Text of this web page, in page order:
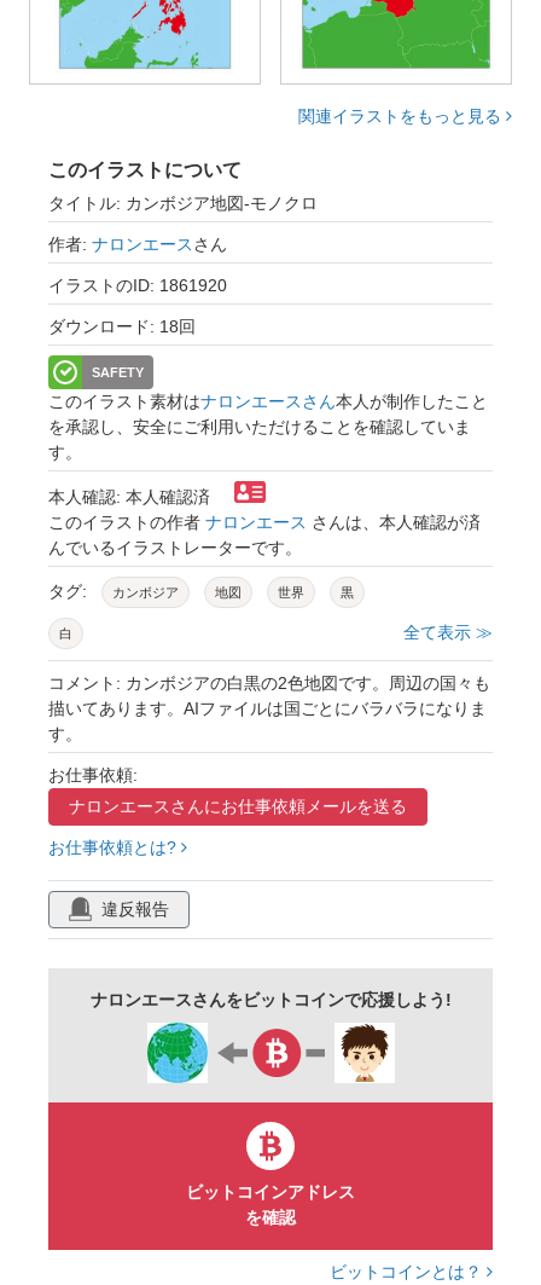
関連イラストをもっと見る
このイラストについて
タイトル: カンボジア地図-モノクロ
作者: ナロンエースさん
イラストのID: 1861920
ダウンロード: 18回
SAFETY
このイラスト素材はナロンエースさん本人が制作したこと
を承認し、安全にご利用いただけることを確認していま
す。
本人確認: 本人確認済
このイラストの作者 ナロンエース さんは、本人確認が済
んでいるイラストレーターです。
タグ: カンボジア 地図 世界 黒
白 全て表示 ≫
コメント: カンボジアの白黒の2色地図です。周辺の国々も
描いてあります。AIファイルは国ごとにバラバラになりま
す。
お仕事依頼:
ナロンエースさんにお仕事依頼メールを送る
お仕事依頼とは?
違反報告
ナロンエースさんをビットコインで応援しよう!
ビットコインアドレス
を確認
ビットコインとは？